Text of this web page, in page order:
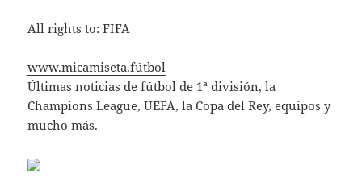
All rights to: FIFA
www.micamiseta.fútbol
Últimas noticias de fútbol de 1ª división, la
Champions League, UEFA, la Copa del Rey, equipos y
mucho más.